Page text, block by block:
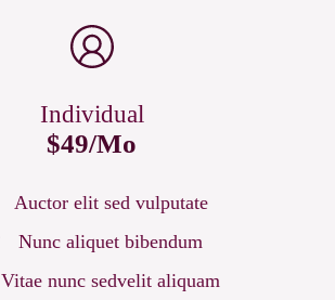
Individual
$49/Mo
Auctor elit sed vulputate
Nunc aliquet bibendum
Vitae nunc sedvelit aliquam